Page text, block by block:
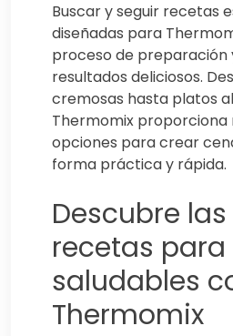
Buscar y seguir recetas
diseñadas para
proceso de preparación
resultados deliciosos.
cremosas hasta platos
Thermomix proporciona
opciones para crear
forma práctica y rápida.
Descubre
recetas para
saludables
Thermomix